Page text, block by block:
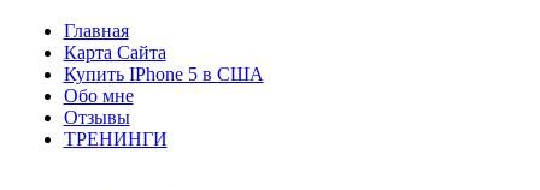
Главная
Карта Сайта
Купить IPhone 5 в США
Обо мне
Отзывы
ТРЕНИНГИ